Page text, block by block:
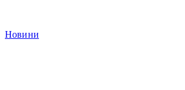
Новини